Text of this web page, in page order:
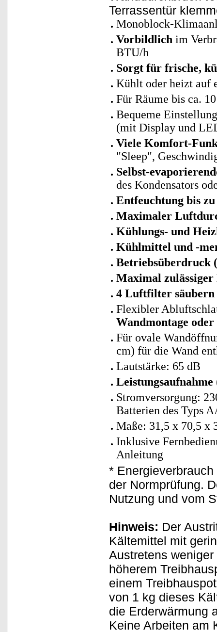
Terrassentür
Monoblock-
Vorbildlich im
BTU/h
Sorgt für frische,
Kühlt oder heizt auf
Für Räume bis ca. 10
Bequeme
(mit Display und
Viele Komfort-
"Sleep",
Selbst-
des Kondensators
Entfeuchtung bis
Maximaler
Kühlungs- und
Kühlmittel und -
Betriebsüberdruck
Maximal
4 Luftfilter
Flexibler
Wandmontage
Für ovale
cm) für die Wand
Lautstärke: 65 dB
Leistungsaufnahme
Stromversorgung:
Batterien des Typs
Maße: 31,5 x 70,5 x
Inklusive
Anleitung
*
der Normprüfung.
Nutzung und vom
Hinweis: Der
Kältemittel mit
Austretens
höherem
einem
von 1 kg dieses
die Erderwärmung
Keine Arbeiten am